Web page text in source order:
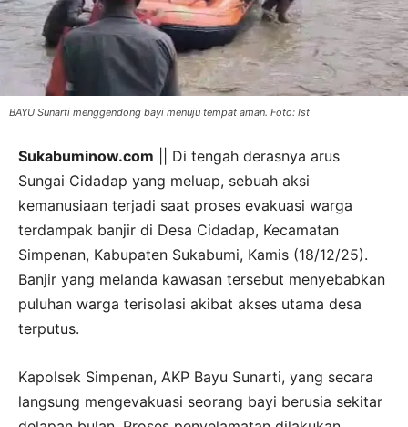
BAYU Sunarti menggendong bayi menuju tempat aman. Foto: Ist
Sukabuminow.com || Di tengah derasnya arus
Sungai Cidadap yang meluap, sebuah aksi
kemanusiaan terjadi saat proses evakuasi warga
terdampak banjir di Desa Cidadap, Kecamatan
Simpenan, Kabupaten Sukabumi, Kamis (18/12/25).
Banjir yang melanda kawasan tersebut menyebabkan
puluhan warga terisolasi akibat akses utama desa
terputus.
Kapolsek Simpenan, AKP Bayu Sunarti, yang secara
langsung mengevakuasi seorang bayi berusia sekitar